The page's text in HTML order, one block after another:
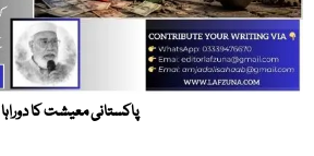
پاکستانی معیشت کا دوراہا